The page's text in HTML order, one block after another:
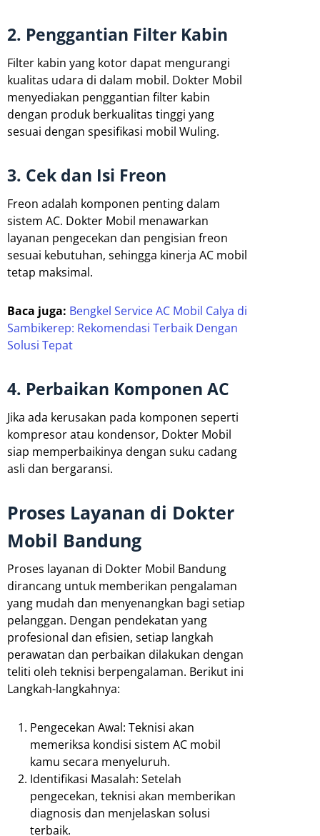
2. Penggantian Filter Kabin
Filter kabin yang kotor dapat mengurangi
kualitas udara di dalam mobil. Dokter Mobil
menyediakan penggantian filter kabin
dengan produk berkualitas tinggi yang
sesuai dengan spesifikasi mobil Wuling.
3. Cek dan Isi Freon
Freon adalah komponen penting dalam
sistem AC. Dokter Mobil menawarkan
layanan pengecekan dan pengisian freon
sesuai kebutuhan, sehingga kinerja AC mobil
tetap maksimal.
Baca juga: Bengkel Service AC Mobil Calya di
Sambikerep: Rekomendasi Terbaik Dengan
Solusi Tepat
4. Perbaikan Komponen AC
Jika ada kerusakan pada komponen seperti
kompresor atau kondensor, Dokter Mobil
siap memperbaikinya dengan suku cadang
asli dan bergaransi.
Proses Layanan di Dokter
Mobil Bandung
Proses layanan di Dokter Mobil Bandung
dirancang untuk memberikan pengalaman
yang mudah dan menyenangkan bagi setiap
pelanggan. Dengan pendekatan yang
profesional dan efisien, setiap langkah
perawatan dan perbaikan dilakukan dengan
teliti oleh teknisi berpengalaman. Berikut ini
Langkah-langkahnya:
Pengecekan Awal: Teknisi akan
memeriksa kondisi sistem AC mobil
kamu secara menyeluruh.
Identifikasi Masalah: Setelah
pengecekan, teknisi akan memberikan
diagnosis dan menjelaskan solusi
terbaik.